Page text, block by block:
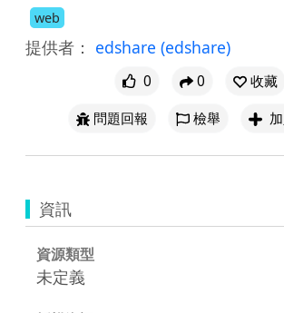
web
提供者： edshare (edshare)
0 0
收藏
問題回報
檢舉
資訊
資源類型
未定義